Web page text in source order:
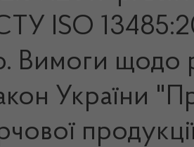
ISO
Вимоги
України